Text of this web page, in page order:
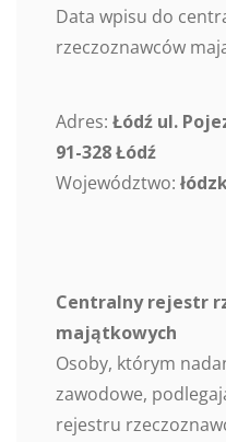
Data wpisu do
rzeczoznawców
Adres: Łódź ul.
91-328 Łódź
Województwo:
Centralny rejestr
majątkowych
Osoby, którym
zawodowe,
rejestru